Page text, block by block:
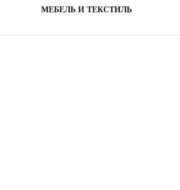
МЕБЕЛЬ И ТЕКСТИЛЬ